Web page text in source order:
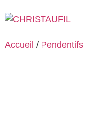
Accueil / Pendentifs